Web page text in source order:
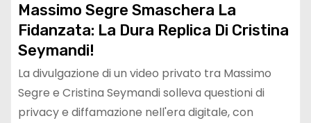
Massimo Segre Smaschera La
Fidanzata: La Dura Replica Di Cristina
Seymandi!
La divulgazione di un video privato tra Massimo
Segre e Cristina Seymandi solleva questioni di
privacy e diffamazione nell'era digitale, con